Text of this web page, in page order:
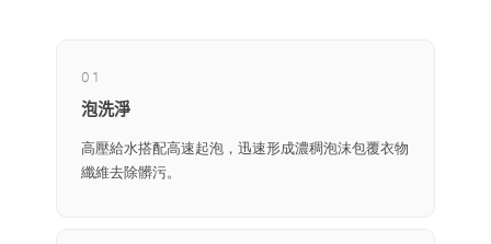
01
泡洗淨
高壓給水搭配高速起泡，迅速形成濃稠泡沫包覆衣物
纖維去除髒污。